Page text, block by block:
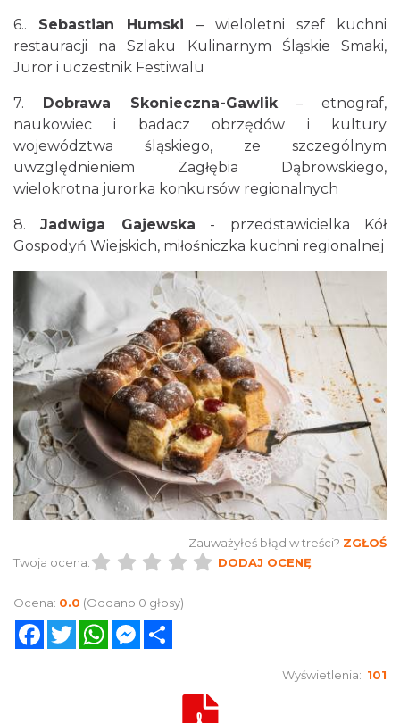
6.. Sebastian Humski – wieloletni szef kuchni
restauracji na Szlaku Kulinarnym Śląskie Smaki,
Juror i uczestnik Festiwalu
7. Dobrawa Skonieczna-Gawlik– etnograf,
naukowiec i badacz obrzędów i kultury
województwa śląskiego, ze szczególnym
uwzględnieniem Zagłębia Dąbrowskiego,
wielokrotna jurorka konkursów regionalnych
8.Jadwiga Gajewska - przedstawicielka Kół
Gospodyń Wiejskich, miłośniczka kuchni regionalnej
Zauważyłeś błąd w treści? ZGŁOŚ
Twoja ocena:
DODAJ OCENĘ
Ocena: 0.0 (Oddano 0 głosy)
FacebookTwitterWhatsAppMessenger
Wyświetlenia: 101